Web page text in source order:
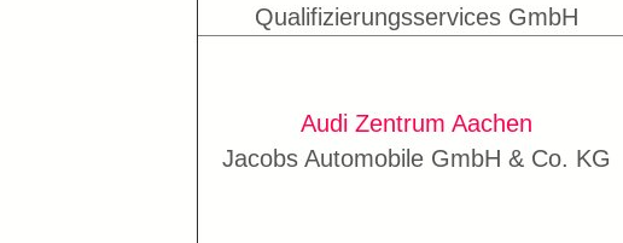
Qualifizierungsservices GmbH
Audi Zentrum Aachen
Jacobs Automobile GmbH & Co. KG